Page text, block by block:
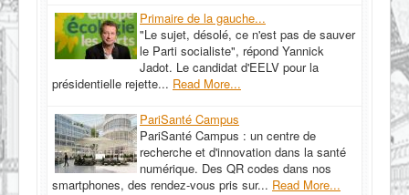
Primaire de la gauche...
"Le sujet, désolé, ce n'est pas de sauver
le Parti socialiste", répond Yannick
Jadot. Le candidat d'EELV pour la
présidentielle rejette... Read More...
PariSanté Campus
PariSanté Campus : un centre de
recherche et d'innovation dans la santé
numérique. Des QR codes dans nos
smartphones, des rendez-vous pris sur... Read More...